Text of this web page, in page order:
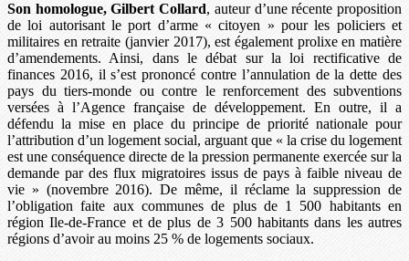
Son homologue, Gilbert Collard, auteur d’une récente proposition
de loi autorisant le port d’arme « citoyen » pour les policiers et
militaires en retraite (janvier 2017), est également prolixe en matière
d’amendements. Ainsi, dans le débat sur la loi rectificative de
finances 2016, il s’est prononcé contre l’annulation de la dette des
pays du tiers-monde ou contre le renforcement des subventions
versées à l’Agence française de développement. En outre, il a
défendu la mise en place du principe de priorité nationale pour
l’attribution d’un logement social, arguant que « la crise du logement
est une conséquence directe de la pression permanente exercée sur la
demande par des flux migratoires issus de pays à faible niveau de
vie » (novembre 2016). De même, il réclame la suppression de
l’obligation faite aux communes de plus de 1 500 habitants en
région Ile-de-France et de plus de 3 500 habitants dans les autres
régions d’avoir au moins 25 % de logements sociaux.